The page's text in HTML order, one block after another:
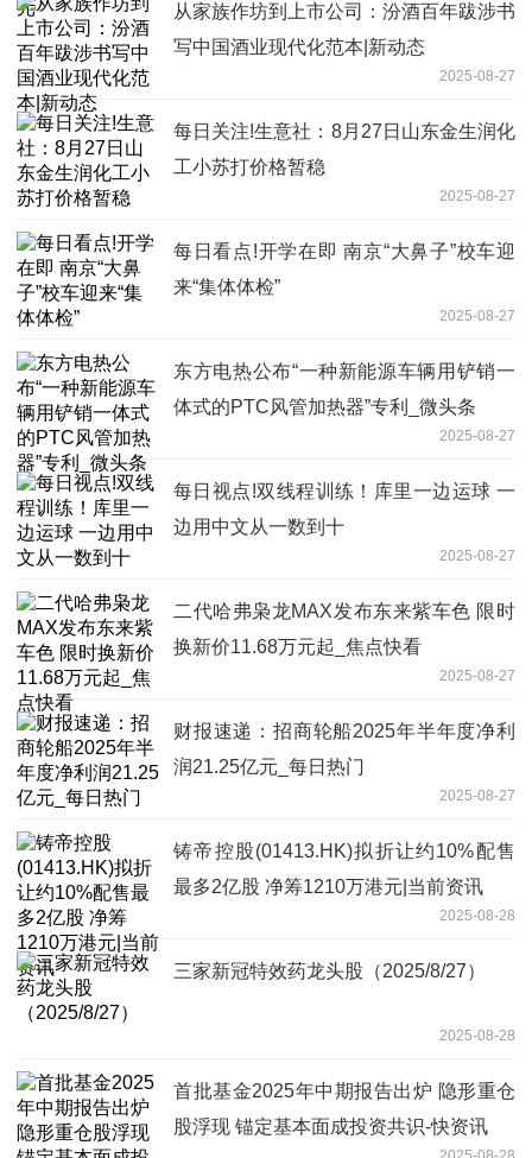
从家族作坊到上市公司：汾酒百年跋涉书
写中国酒业现代化范本|新动态
2025-08-27
每日关注!生意社：8月27日山东金生润化
工小苏打价格暂稳
2025-08-27
每日看点!开学在即 南京“大鼻子”校车迎
来“集体体检”
2025-08-27
东方电热公布“一种新能源车辆用铲销一
体式的PTC风管加热器”专利_微头条
2025-08-27
每日视点!双线程训练！库里一边运球 一
边用中文从一数到十
2025-08-27
二代哈弗枭龙MAX发布东来紫车色 限时
换新价11.68万元起_焦点快看
2025-08-27
财报速递：招商轮船2025年半年度净利
润21.25亿元_每日热门
2025-08-27
铸帝控股(01413.HK)拟折让约10%配售
最多2亿股 净筹1210万港元|当前资讯
2025-08-28
三家新冠特效药龙头股（2025/8/27）
2025-08-28
首批基金2025年中期报告出炉 隐形重仓
股浮现 锚定基本面成投资共识-快资讯